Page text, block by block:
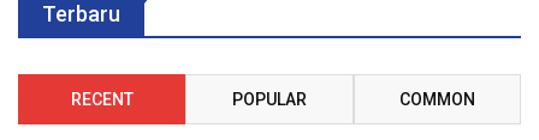
Terbaru
RECENT POPULAR COMMON